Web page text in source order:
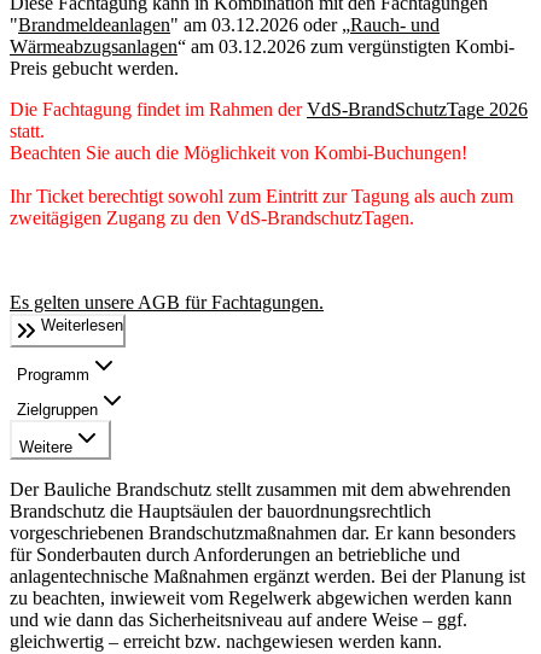
"Brandmeldeanlagen" am 03.12.2026 oder „Rauch- und
Wärmeabzugsanlagen“ am 03.12.2026 zum vergünstigten Kombi-
Preis gebucht werden.
Die Fachtagung findet im Rahmen der VdS-BrandSchutzTage 2026
statt.
Beachten Sie auch die Möglichkeit von Kombi-Buchungen!
Ihr Ticket berechtigt sowohl zum Eintritt zur Tagung als auch zum
zweitägigen Zugang zu den VdS-BrandschutzTagen.
Es gelten unsere AGB für Fachtagungen.
Weiterlesen
Programm
Zielgruppen
Weitere
Der Bauliche Brandschutz stellt zusammen mit dem abwehrenden
Brandschutz die Hauptsäulen der bauordnungsrechtlich
vorgeschriebenen Brandschutzmaßnahmen dar. Er kann besonders
für Sonderbauten durch Anforderungen an betriebliche und
anlagentechnische Maßnahmen ergänzt werden. Bei der Planung ist
zu beachten, inwieweit vom Regelwerk abgewichen werden kann
und wie dann das Sicherheitsniveau auf andere Weise – ggf.
gleichwertig – erreicht bzw. nachgewiesen werden kann.